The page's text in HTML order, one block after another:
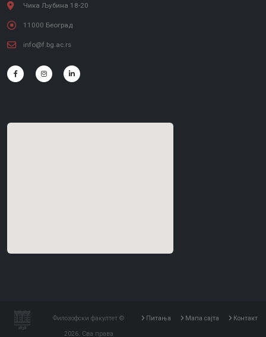
Чика Љубина 18-20
11000 Београд
info@f.bg.ac.rs
Филозофски факултет ©
2026. Сва права
Питања Мапа сајта Контакт